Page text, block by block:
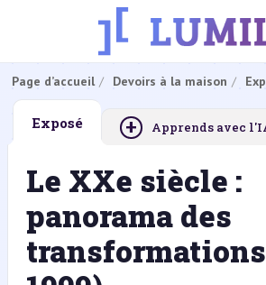
Page d’accueil Devoirs à la maison
Exposé + Apprends avec
Le XXe siècle :
panorama des
transformations